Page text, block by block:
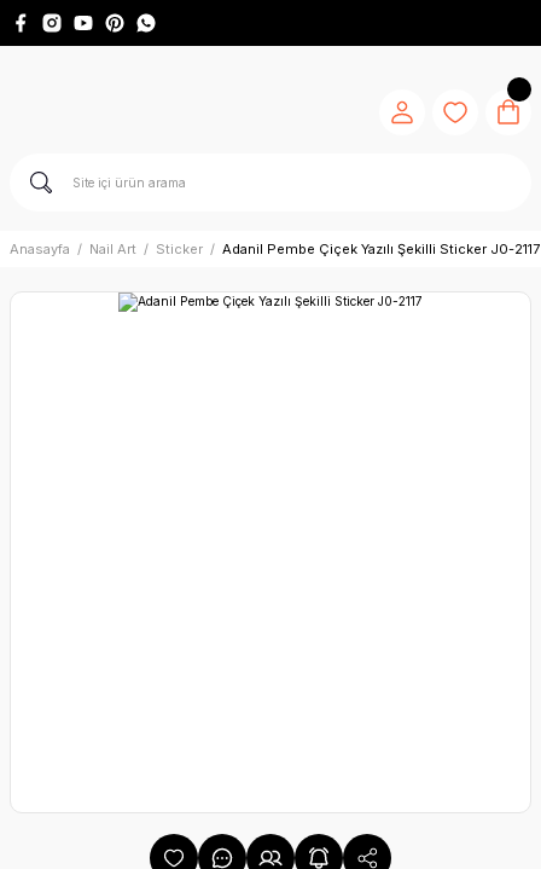
Anasayfa Nail Art Sticker Adanil Pembe Çiçek Yazılı Şekilli Sticker J0-2117